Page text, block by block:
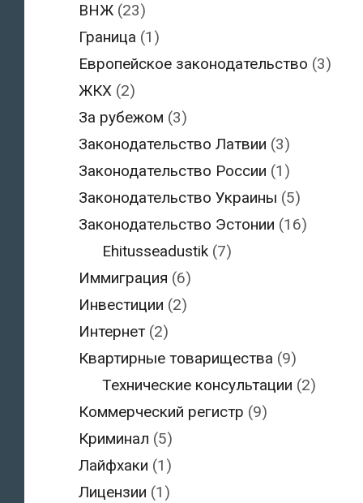
ВНЖ (23)
Граница (1)
Европейское законодательство (3)
ЖКХ (2)
За рубежом (3)
Законодательство Латвии (3)
Законодательство России (1)
Законодательство Украины (5)
Законодательство Эстонии (16)
Ehitusseadustik(7)
Иммиграция (6)
Инвестиции (2)
Интернет (2)
Квартирные товарищества (9)
Технические консультации (2)
Коммерческий регистр (9)
Криминал (5)
Лайфхаки (1)
Лицензии (1)